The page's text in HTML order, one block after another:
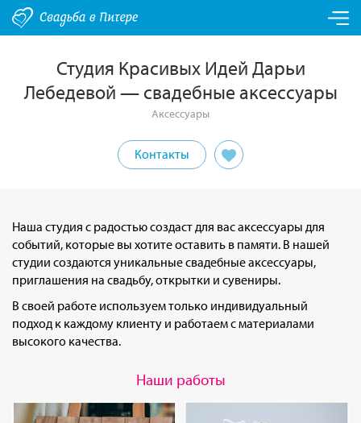
Студия Красивых Идей Дарьи
Лебедевой — свадебные аксессуары
Аксессуары
Контакты
Наша студия с радостью создаст для вас аксессуары для
событий, которые вы хотите оставить в памяти. В нашей
студии создаются уникальные свадебные аксессуары,
приглашения на свадьбу, открытки и сувениры.
В своей работе используем только индивидуальный
подход к каждому клиенту и работаем с материалами
высокого качества.
Наши работы